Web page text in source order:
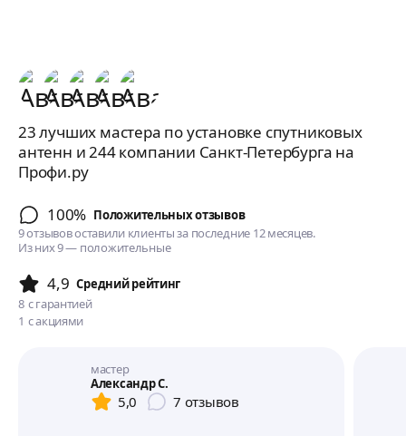
23 лучших мастера по установке спутниковых
антенн и 244 компании Санкт-Петербурга на
Профи.ру
100% Положительных отзывов
9 отзывов оставили клиенты за последние 12 месяцев.
Из них 9 — положительные
4,9 Cредний рейтинг
8 с гарантией
1 с акциями
мастер
Александр С.
5,0 7 отзывов